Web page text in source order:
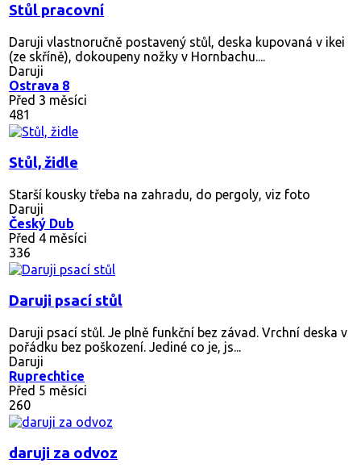
Stůl pracovní
Daruji vlastnoručně postavený stůl, deska kupovaná v ikei
(ze skříně), dokoupeny nožky v Hornbachu....
Daruji
Ostrava 8
Před 3 měsíci
481
Stůl, židle
Starší kousky třeba na zahradu, do pergoly, viz foto
Daruji
Český Dub
Před 4 měsíci
336
Daruji psací stůl
Daruji psací stůl. Je plně funkční bez závad. Vrchní deska v
pořádku bez poškození. Jediné co je, js...
Daruji
Ruprechtice
Před 5 měsíci
260
daruji za odvoz